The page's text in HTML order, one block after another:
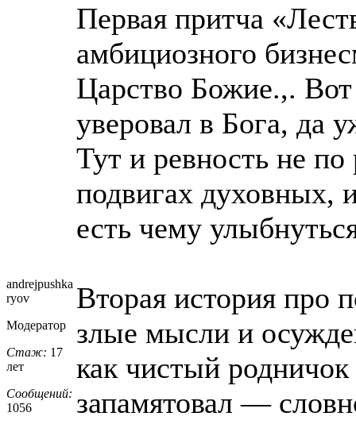
andrejpushka
ryov
Модератор
Стаж: 17
лет
Сообщений:
1056
Первая притча
амбициозного
Царство Божие.,.
уверовал в Бога, да
Тут и ревность не
подвигах духовных,
есть чему
Вторая история про
злые мысли и
как чистый
запамятовал —